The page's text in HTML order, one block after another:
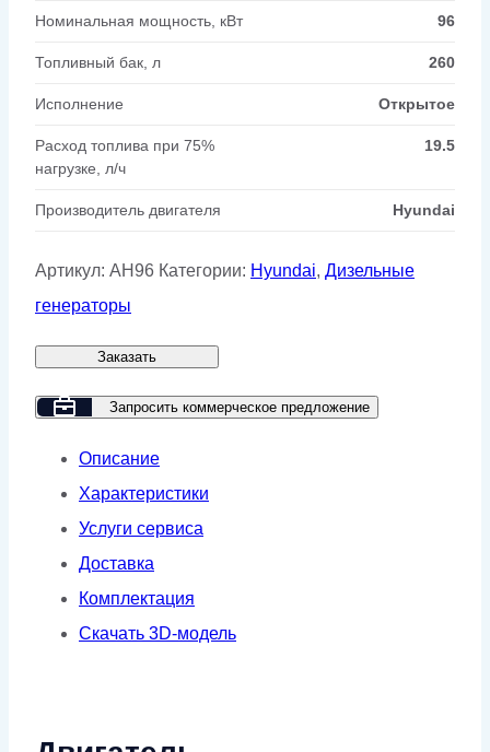
Номинальная мощность, кВт 96
Топливный бак, л 260
Исполнение Открытое
Расход топлива при 75%
нагрузке, л/ч
19.5
Производитель двигателя Hyundai
Артикул: AH96 Категории: Hyundai, Дизельные
генераторы
Заказать
Запросить коммерческое предложение
Описание
Характеристики
Услуги сервиса
Доставка
Комплектация
Скачать 3D-модель